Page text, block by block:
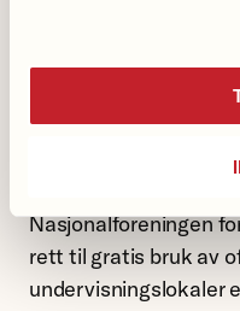
I følge
Nasjonalforeningen
rett til gratis bruk av
undervisningslokaler